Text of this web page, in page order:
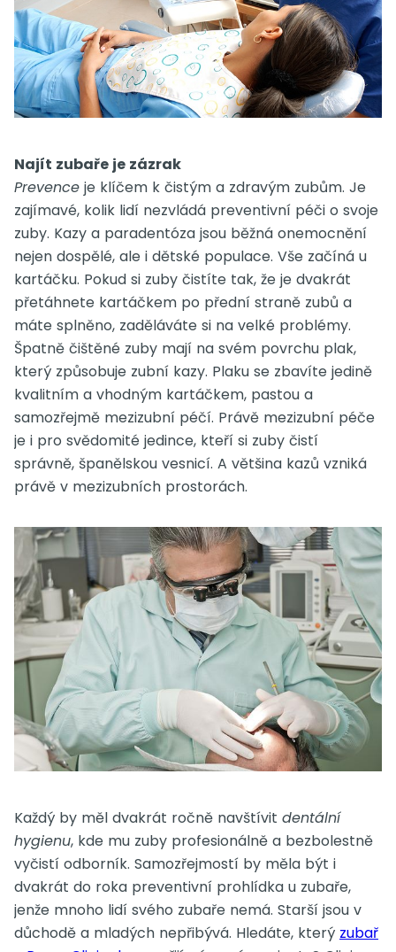
Najít zubaře je zázrak
Prevence je klíčem k čistým a zdravým zubům. Je
zajímavé, kolik lidí nezvládá preventivní péči o svoje
zuby. Kazy a paradentóza jsou běžná onemocnění
nejen dospělé, ale i dětské populace. Vše začíná u
kartáčku. Pokud si zuby čistíte tak, že je dvakrát
přetáhnete kartáčkem po přední straně zubů a
máte splněno, zaděláváte si na velké problémy.
Špatně čištěné zuby mají na svém povrchu plak,
který způsobuje zubní kazy. Plaku se zbavíte jedině
kvalitním a vhodným kartáčkem, pastou a
samozřejmě mezizubní péčí. Právě mezizubní péče
je i pro svědomité jedince, kteří si zuby čistí
správně, španělskou vesnicí. A většina kazů vzniká
právě v mezizubních prostorách.
Každý by měl dvakrát ročně navštívit dentální
hygienu, kde mu zuby profesionálně a bezbolestně
vyčistí odborník. Samozřejmostí by měla být i
dvakrát do roka preventivní prohlídka u zubaře,
jenže mnoho lidí svého zubaře nemá. Starší jsou v
důchodě a mladých nepřibývá. Hledáte, který zubař